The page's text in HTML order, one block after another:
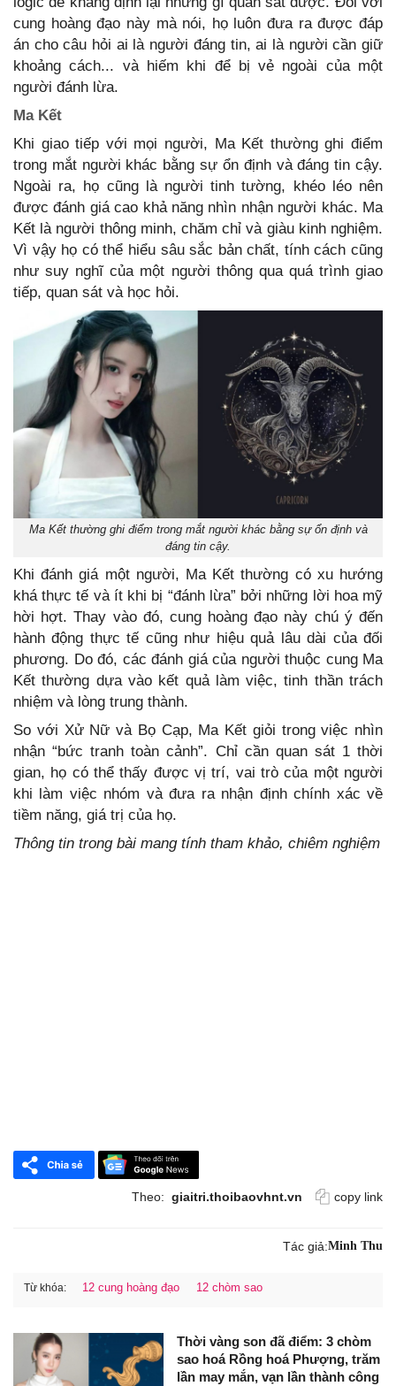
cung hoàng đạo này mà nói, họ luôn đưa ra được đáp
án cho câu hỏi ai là người đáng tin, ai là người cần giữ
khoảng cách... và hiếm khi để bị vẻ ngoài của một
người đánh lừa.
Ma Kết
Khi giao tiếp với mọi người, Ma Kết thường ghi điểm
trong mắt người khác bằng sự ổn định và đáng tin cậy.
Ngoài ra, họ cũng là người tinh tường, khéo léo nên
được đánh giá cao khả năng nhìn nhận người khác. Ma
Kết là người thông minh, chăm chỉ và giàu kinh nghiệm.
Vì vậy họ có thể hiểu sâu sắc bản chất, tính cách cũng
như suy nghĩ của một người thông qua quá trình giao
tiếp, quan sát và học hỏi.
Ma Kết thường ghi điểm trong mắt người khác bằng sự ổn định và
đáng tin cậy.
Khi đánh giá một người, Ma Kết thường có xu hướng
khá thực tế và ít khi bị “đánh lừa” bởi những lời hoa mỹ
hời hợt. Thay vào đó, cung hoàng đạo này chú ý đến
hành động thực tế cũng như hiệu quả lâu dài của đối
phương. Do đó, các đánh giá của người thuộc cung Ma
Kết thường dựa vào kết quả làm việc, tinh thần trách
nhiệm và lòng trung thành.
So với Xử Nữ và Bọ Cạp, Ma Kết giỏi trong việc nhìn
nhận “bức tranh toàn cảnh”. Chỉ cần quan sát 1 thời
gian, họ có thể thấy được vị trí, vai trò của một người
khi làm việc nhóm và đưa ra nhận định chính xác về
tiềm năng, giá trị của họ.
Thông tin trong bài mang tính tham khảo, chiêm nghiệm
Theo: giaitri.thoibaovhnt.vn copy link
Tác giả:Minh Thu
Từ khóa: 12 cung hoàng đạo 12 chòm sao
Thời vàng son đã điểm: 3 chòm
sao hoá Rồng hoá Phượng, trăm
lần may mắn, vạn lần thành công